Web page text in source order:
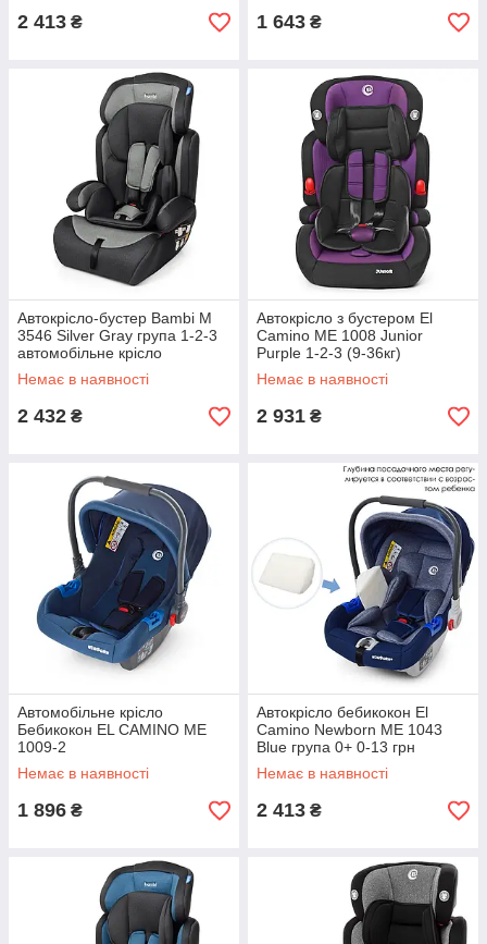
2 413 ₴ 1 643 ₴
Автокрісло-бустер Bambi M
3546 Silver Gray група 1-2-3
автомобільне крісло
Немає в наявності
2 432 ₴
Автокрісло з бустером El
Camino ME 1008 Junior
Purple 1-2-3 (9-36кг)
Немає в наявності
2 931 ₴
Автомобільне крісло
Бебикокон EL CAMINO ME
1009-2
Немає в наявності
1 896 ₴
Автокрісло бебикокон El
Camino Newborn ME 1043
Blue група 0+ 0-13 грн
Немає в наявності
2 413 ₴